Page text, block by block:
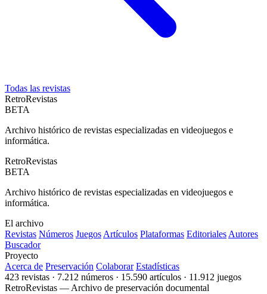
Todas las revistas
RetroRevistas
BETA
Archivo histórico de revistas especializadas en videojuegos e
informática.
RetroRevistas
BETA
Archivo histórico de revistas especializadas en videojuegos e
informática.
El archivo
Revistas Números Juegos Artículos Plataformas Editoriales Autores
Buscador
Proyecto
Acerca de Preservación Colaborar Estadísticas
423 revistas · 7.212 números · 15.590 artículos · 11.912 juegos
RetroRevistas — Archivo de preservación documental